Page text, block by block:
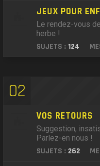
JEUX POUR
Le rendez-vous
herbe !
SUJETS : 124
02
VOS RETOURS
Suggestion,
Parlez-en nous !
SUJETS : 262